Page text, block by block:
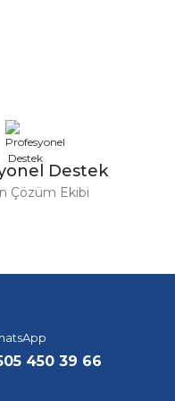
Destek
Çözüm Ekibi
450 39 66